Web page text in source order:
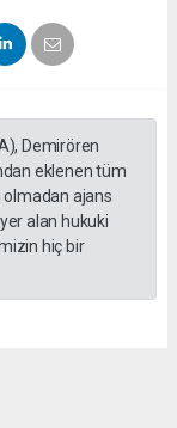
Demirören
eklenen tüm
ajans
alan hukuki
hiç bir